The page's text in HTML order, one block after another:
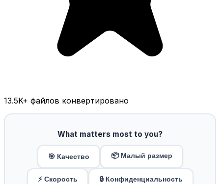
13.5K+ файлов конвертировано
What matters most to you?
🎯 Качество 📦 Малый размер
⚡ Скорость 🔒 Конфиденциальность